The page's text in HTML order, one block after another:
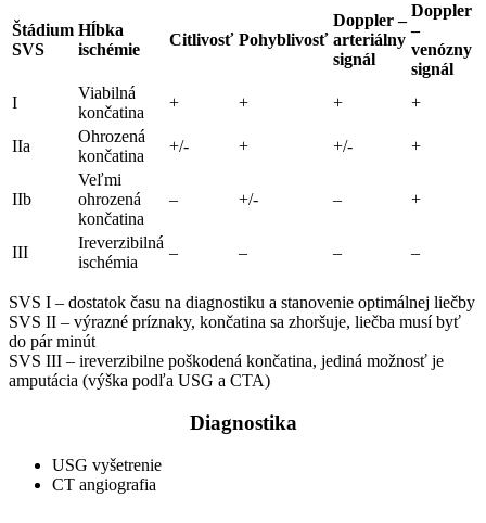
Štádium
SVS
Hĺbka
ischémie
Citlivosť Pohyblivosť
Doppler –
arteriálny
signál
Doppler
–
venózny
signál
I
Viabilná
končatina
+ + + +
IIa
Ohrozená
končatina
+/- + +/- +
IIb
Veľmi
ohrozená
končatina
– +/- – +
III
Ireverzibilná
ischémia
– – – –
SVS I – dostatok času na diagnostiku a stanovenie optimálnej liečby
SVS II – výrazné príznaky, končatina sa zhoršuje, liečba musí byť
do pár minút
SVS III – ireverzibilne poškodená končatina, jediná možnosť je
amputácia (výška podľa USG a CTA)
Diagnostika
USG vyšetrenie
CT angiografia